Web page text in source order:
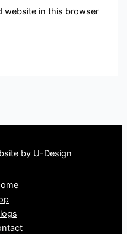
website in this browser
by U-Design